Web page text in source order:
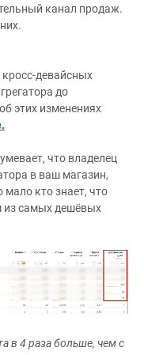
канал продаж.
девайсных
до
этих изменениях
что владелец
в ваш магазин,
кто знает, что
из самых дешёвых
в 4 раза больше, чем с